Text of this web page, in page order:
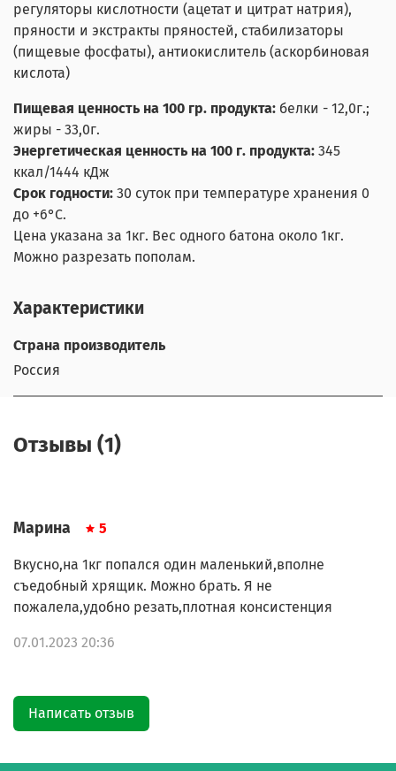
регуляторы кислотности (ацетат и цитрат натрия),
пряности и экстракты пряностей, стабилизаторы
(пищевые фосфаты), антиокислитель (аскорбиновая
кислота)
Пищевая ценность на 100 гр. продукта: белки - 12,0г.;
жиры - 33,0г.
Энергетическая ценность на 100 г. продукта: 345
ккал/1444 кДж
Срок годности: 30 суток при температуре хранения 0
до +6°С.
Цена указана за 1кг. Вес одного батона около 1кг.
Можно разрезать пополам.
Характеристики
Страна производитель
Россия
Отзывы (1)
Марина 5
Вкусно,на 1кг попался один маленький,вполне
съедобный хрящик. Можно брать. Я не
пожалела,удобно резать,плотная консистенция
07.01.2023 20:36
Написать отзыв